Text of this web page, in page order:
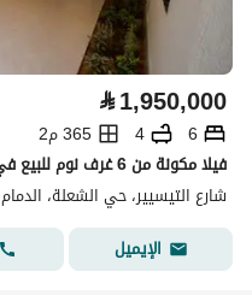
⃁1,950,000
6
4
365 م2
فيلا مكونة من 6 غرف نوم للبيع في الشله, الدمام
شارع التيسيير، حي الشعلة، الدمام
الإيميل